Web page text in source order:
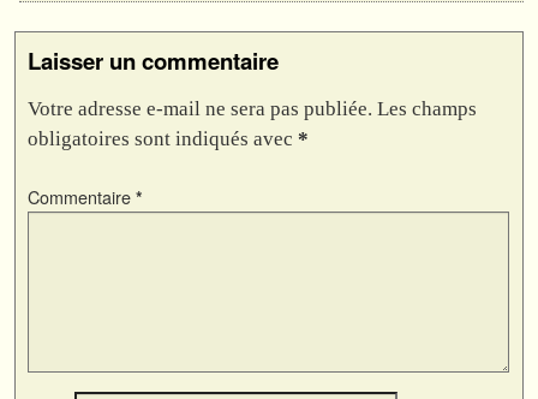
Laisser un commentaire
Votre adresse e-mail ne sera pas publiée. Les champs
obligatoires sont indiqués avec *
Commentaire *